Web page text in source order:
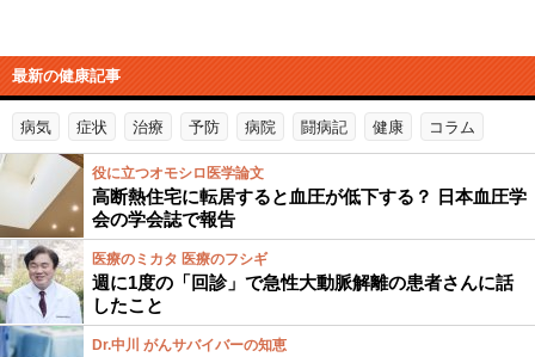
最新の健康記事
病気 症状 治療 予防 病院 闘病記 健康 コラム
役に立つオモシロ医学論文
高断熱住宅に転居すると血圧が低下する？ 日本血圧学
会の学会誌で報告
医療のミカタ 医療のフシギ
週に1度の「回診」で急性大動脈解離の患者さんに話
したこと
Dr.中川 がんサバイバーの知恵